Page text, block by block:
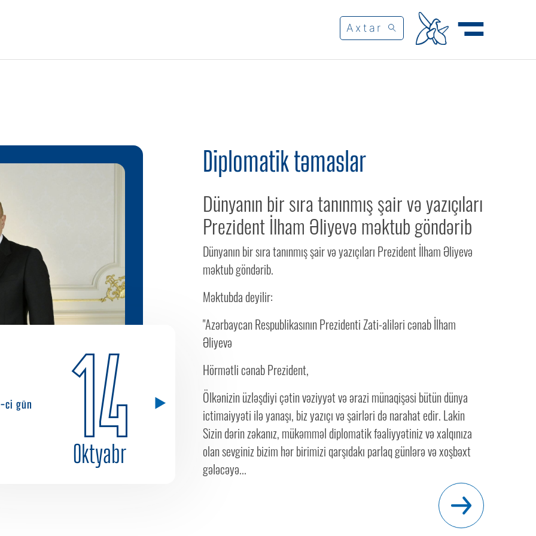
ci gün 14
Oktyabr
Diplomatik təmaslar
Dünyanın bir sıra tanınmış şair və yazıçıları
Prezident İlham Əliyevə məktub göndərib
Dünyanın bir sıra tanınmış şair və yazıçıları Prezident İlham Əliyevə
məktub göndərib.
Məktubda deyilir:
"Azərbaycan Respublikasının Prezidenti Zati-aliləri cənab İlham
Əliyevə
Hörmətli cənab Prezident,
Ölkənizin üzləşdiyi çətin vəziyyət və ərazi münaqişəsi bütün dünya
ictimaiyyəti ilə yanaşı, biz yazıçı və şairləri də narahat edir. Lakin
Sizin dərin zəkanız, mükəmməl diplomatik fəaliyyətiniz və xalqınıza
olan sevginiz bizim hər birimizi qarşıdakı parlaq günlərə və xoşbəxt
gələcəyə...